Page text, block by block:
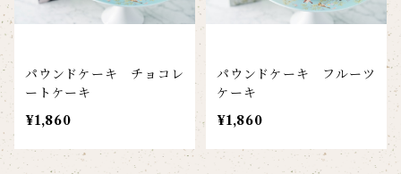
パウンドケーキ チョコレ
ートケーキ
¥1,860
パウンドケーキ フルーツ
ケーキ
¥1,860